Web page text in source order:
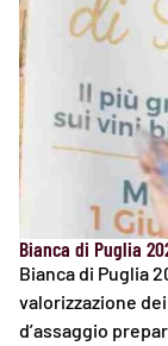
Bianca di Puglia
Bianca di Puglia
valorizzazione
d’assaggio